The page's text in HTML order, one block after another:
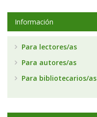
Información
Para lectores/as
Para autores/as
Para bibliotecarios/as